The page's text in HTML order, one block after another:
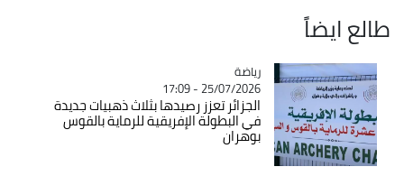
طالع ايضاً
Catégorie
رياضة
25/07/2026 - 17:09
الجزائر تعزز رصيدها بثلاث ذهبيات جديدة
في البطولة الإفريقية للرماية بالقوس
بوهران